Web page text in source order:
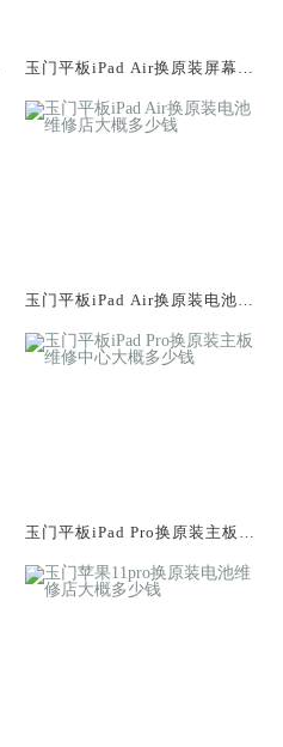
玉门平板iPad Air换原装屏幕服
玉门平板iPad Air换原装电池维
玉门平板iPad Pro换原装主板维